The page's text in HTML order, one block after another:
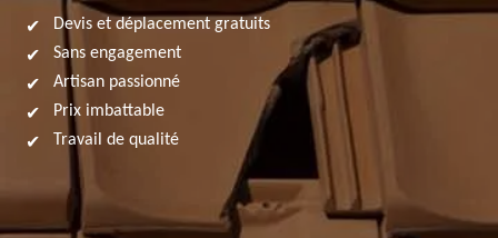
Devis et déplacement gratuits
Sans engagement
Artisan passionné
Prix imbattable
Travail de qualité